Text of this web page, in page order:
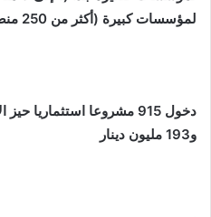
لمؤسسات كبيرة (أكثر من 250 منصب عمل).
و193 مليون دينار